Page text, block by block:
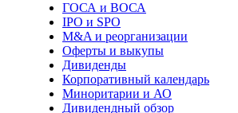
ГОСА и ВОСА
IPO и SPO
M&A и реорганизации
Оферты и выкупы
Дивиденды
Корпоративный календарь
Миноритарии и АО
Дивидендный обзор